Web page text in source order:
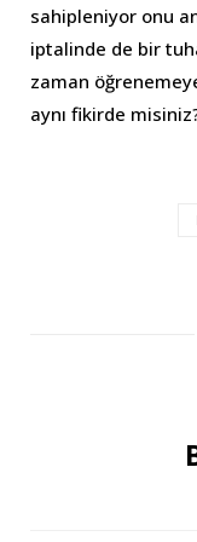
sahipleniyor onu
iptalinde de bir
zaman
aynı fikirde